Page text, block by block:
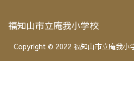
福知山市立庵我小学校
Copyright © 2022 福知山市立庵我小